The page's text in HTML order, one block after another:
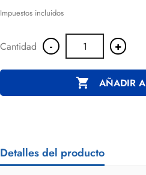
Impuestos incluidos
Cantidad - +
 AÑADIR
Detalles del producto